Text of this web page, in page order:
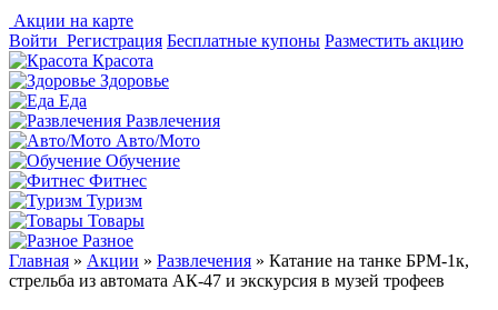
Акции на карте
Войти Регистрация Бесплатные купоны Разместить акцию
Красота
Здоровье
Еда
Развлечения
Авто/Мото
Обучение
Фитнес
Туризм
Товары
Разное
Главная » Акции » Развлечения » Катание на танке БРМ-1к,
стрельба из автомата АК-47 и экскурсия в музей трофеев